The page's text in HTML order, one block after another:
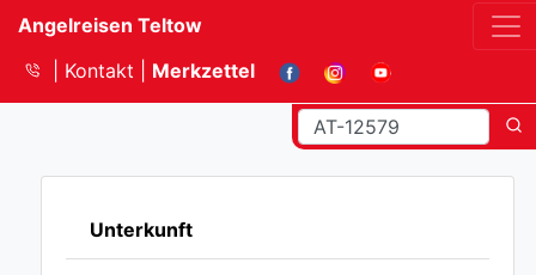
Angelreisen Teltow
Kontakt
Merkzettel
Unterkunft